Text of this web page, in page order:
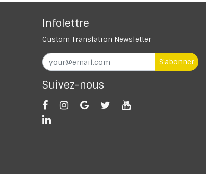
Infolettre
Custom Translation Newsletter
S'abonner
Suivez-nous